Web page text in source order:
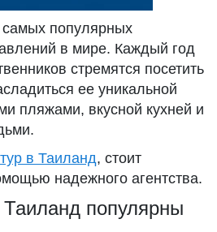
популярных
в мире. Каждый год
стремятся посетить
ее уникальной
пляжами, вкусной кухней и
в Таиланд, стоит
надежного агентства.
популярны